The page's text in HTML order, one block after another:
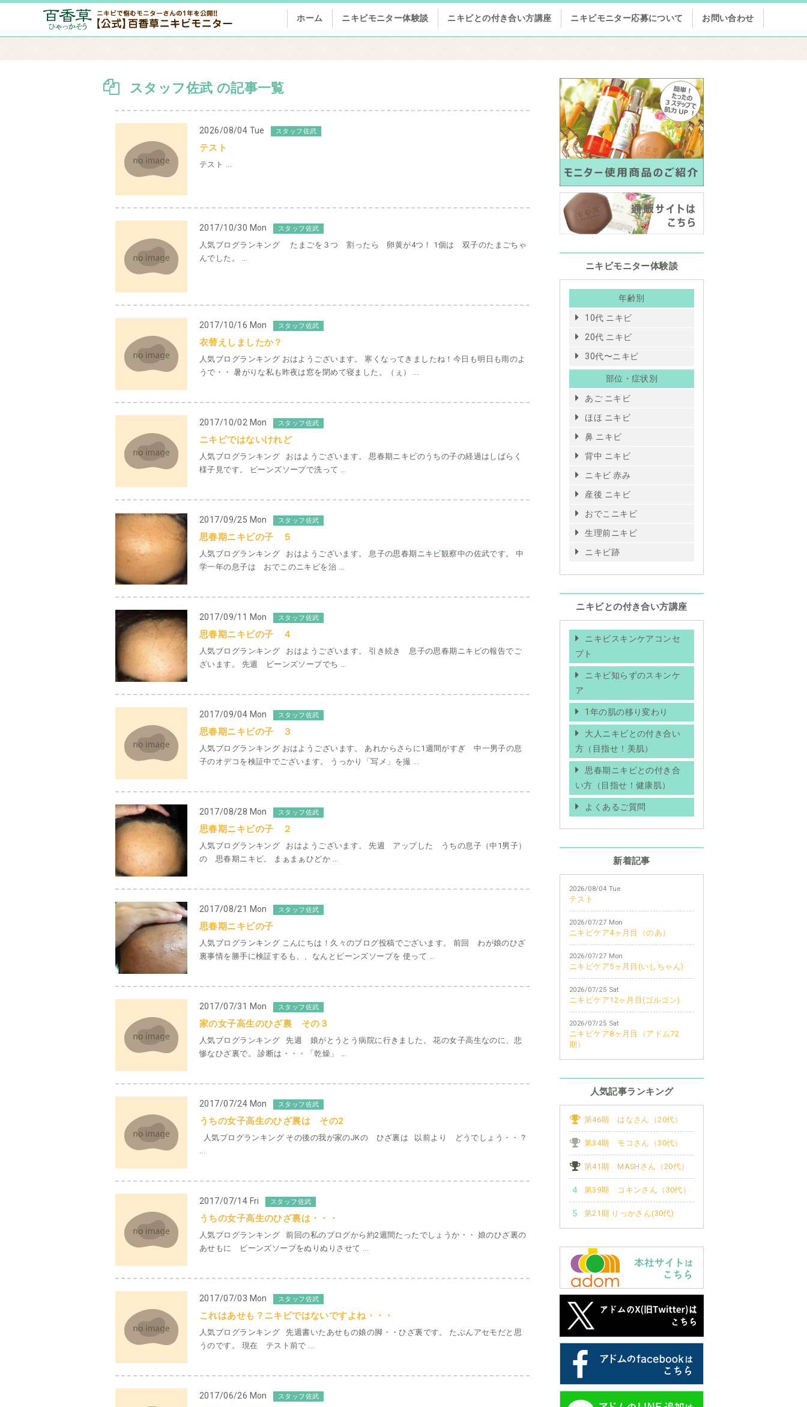
ホーム ニキビモニター体験談 ニキビとの付き合い方講座 ニキビモニター応募について お問い合わせ
スタッフ佐武 の記事一覧
2026/08/04 Tue スタッフ佐武
テスト
テスト ...
2017/10/30 Mon スタッフ佐武
人気ブログランキング たまごを３つ 割ったら 卵黄が4つ！ 1個は 双子のたまごちゃ
んでした。 ...
2017/10/16 Mon スタッフ佐武
衣替えしましたか？
人気ブログランキング おはようございます。 寒くなってきましたね！今日も明日も雨のよ
うで・・ 暑がりな私も昨夜は窓を閉めて寝ました。（ぇ） ...
2017/10/02 Mon スタッフ佐武
ニキビではないけれど
人気ブログランキング おはようございます。 思春期ニキビのうちの子の経過はしばらく
様子見です。 ビーンズソープで洗って ...
2017/09/25 Mon スタッフ佐武
思春期ニキビの子 ５
人気ブログランキング おはようございます。 息子の思春期ニキビ観察中の佐武です。 中
学一年の息子は おでこのニキビを治 ...
2017/09/11 Mon スタッフ佐武
思春期ニキビの子 ４
人気ブログランキング おはようございます。 引き続き 息子の思春期ニキビの報告でご
ざいます。 先週 ビーンズソープでち ...
2017/09/04 Mon スタッフ佐武
思春期ニキビの子 ３
人気ブログランキング おはようございます。 あれからさらに1週間がすぎ 中一男子の息
子のオデコを検証中でございます。 うっかり「写メ」を撮 ...
2017/08/28 Mon スタッフ佐武
思春期ニキビの子 ２
人気ブログランキング おはようございます。 先週 アップした うちの息子（中1男子）
の 思春期ニキビ。 まぁまぁひどか ...
2017/08/21 Mon スタッフ佐武
思春期ニキビの子
人気ブログランキング こんにちは！久々のブログ投稿でございます。 前回 わが娘のひざ
裏事情を勝手に検証するも、、なんとビーンズソープを 使って ...
2017/07/31 Mon スタッフ佐武
家の女子高生のひざ裏 その３
人気ブログランキング 先週 娘がとうとう病院に行きました。 花の女子高生なのに、悲
惨なひざ裏で。 診断は・・・「乾燥」 ...
2017/07/24 Mon スタッフ佐武
うちの女子高生のひざ裏は その2
人気ブログランキング その後の我が家のJKの ひざ裏は 以前より どうでしょう・・？
...
2017/07/14 Fri スタッフ佐武
うちの女子高生のひざ裏は・・・
人気ブログランキング 前回の私のブログから約2週間たったでしょうか・・ 娘のひざ裏の
あせもに ビーンズソープをぬりぬりさせて ...
2017/07/03 Mon スタッフ佐武
これはあせも？ニキビではないですよね・・・
人気ブログランキング 先週書いたあせもの娘の脚・・ひざ裏です。 たぶんアセモだと思
うのです。 現在 テスト前で ...
2017/06/26 Mon スタッフ佐武
ニキビモニター体験談
年齢別
10代 ニキビ
20代 ニキビ
30代〜ニキビ
部位・症状別
あご ニキビ
ほほ ニキビ
鼻 ニキビ
背中 ニキビ
ニキビ 赤み
産後 ニキビ
おでこニキビ
生理前ニキビ
ニキビ跡
ニキビとの付き合い方講座
ニキビスキンケアコンセ
プト
ニキビ知らずのスキンケ
ア
1年の肌の移り変わり
大人ニキビとの付き合い
方（目指せ！美肌）
思春期ニキビとの付き合
い方（目指せ！健康肌）
よくあるご質問
新着記事
2026/08/04 Tue
テスト
2026/07/27 Mon
ニキビケア4ヶ月目（のあ）
2026/07/27 Mon
ニキビケア5ヶ月目(いしちゃん)
2026/07/25 Sat
ニキビケア12ヶ月目(ゴルゴン)
2026/07/25 Sat
ニキビケア8ヶ月目（アドム72
期）
人気記事ランキング
第46期 はなさん（20代）
第34期 モコさん（30代）
第41期 MASHさん（20代）
第39期 コキンさん（30代）
第21期 りっかさん(30代)